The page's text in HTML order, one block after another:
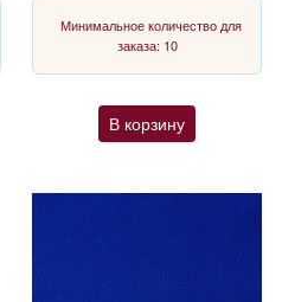
Минимальное количество для
заказа: 10
В корзину